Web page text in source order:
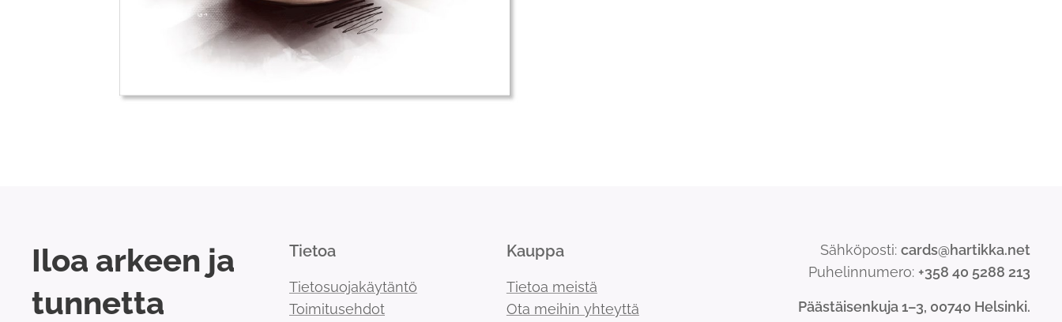
Iloa arkeen ja
tunnetta
Tietoa
Tietosuojakäytäntö
Toimitusehdot
Kauppa
Tietoa meistä
Ota meihin yhteyttä
Sähköposti: cards@hartikka.net
Puhelinnumero: +358 40 5288 213
Päästäisenkuja 1–3, 00740 Helsinki.